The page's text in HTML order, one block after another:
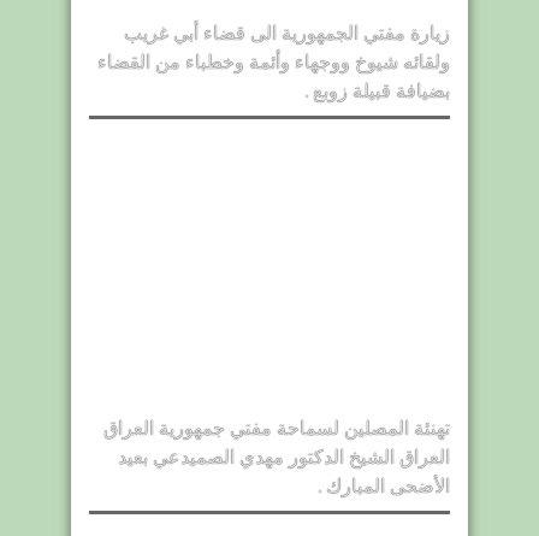
زيارة مفتي الجمهورية الى قضاء أبي غريب
ولقائه شيوخ ووجهاء وأئمة وخطباء من القضاء
بضيافة قبيلة زوبع .
تهنئة المصلين لسماحة مفتي جمهورية العراق
العراق الشيخ الدكتور مهدي الصميدعي بعيد
الأضحى المبارك .